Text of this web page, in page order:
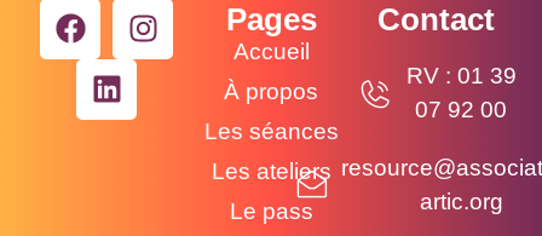
Pages
Accueil
À propos
Les séances
Les ateliers
Le pass
Contact
RV : 01 39
07 92 00
artic.org